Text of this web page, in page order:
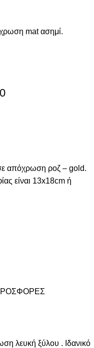
mat ασημί.
απόχρωση ροζ – gold.
είναι 13x18cm ή
λευκή ξύλου . Ιδανικό